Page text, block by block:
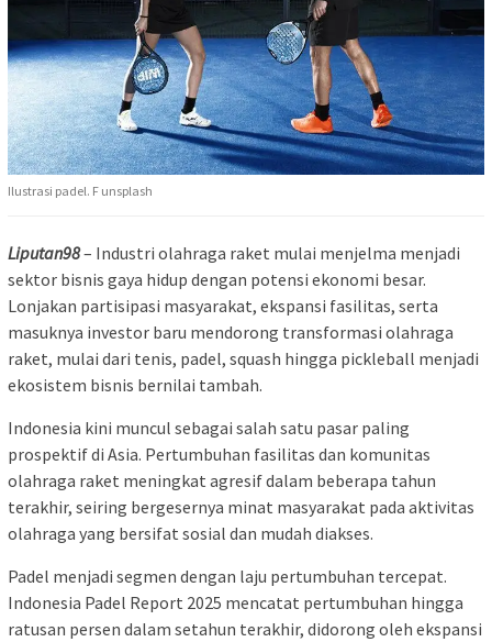
Ilustrasi padel. F unsplash
Liputan98– Industri olahraga raket mulai menjelma menjadi
sektor bisnis gaya hidup dengan potensi ekonomi besar.
Lonjakan partisipasi masyarakat, ekspansi fasilitas, serta
masuknya investor baru mendorong transformasi olahraga
raket, mulai dari tenis, padel, squash hingga pickleball menjadi
ekosistem bisnis bernilai tambah.
Indonesia kini muncul sebagai salah satu pasar paling
prospektif di Asia. Pertumbuhan fasilitas dan komunitas
olahraga raket meningkat agresif dalam beberapa tahun
terakhir, seiring bergesernya minat masyarakat pada aktivitas
olahraga yang bersifat sosial dan mudah diakses.
Padel menjadi segmen dengan laju pertumbuhan tercepat.
Indonesia Padel Report 2025 mencatat pertumbuhan hingga
ratusan persen dalam setahun terakhir, didorong oleh ekspansi